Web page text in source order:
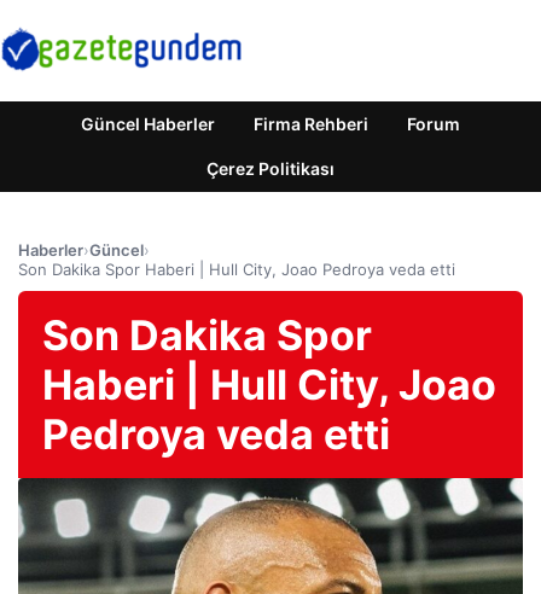
Güncel Haberler Firma Rehberi Forum
Çerez Politikası
Haberler›Güncel›
Son Dakika Spor Haberi | Hull City, Joao Pedroya veda etti
Son Dakika Spor
Haberi | Hull City, Joao
Pedroya veda etti